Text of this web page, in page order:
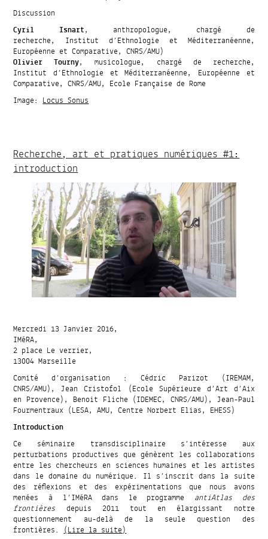
Discussion
Cyril Isnart, anthropologue, chargé de
recherche, Institut d’Ethnologie et Méditerranéenne,
Européenne et Comparative, CNRS/AMU)
Olivier Tourny, musicologue, chargé de recherche,
Institut d’Ethnologie et Méditerranéenne, Européenne et
Comparative, CNRS/AMU, Ecole Française de Rome
Image:Locus Sonus
Recherche, art et pratiques numériques #1:
introduction
Mercredi 13 Janvier 2016,
IMéRA,
2 place Le verrier,
13004 Marseille
Comité d’organisation : Cédric Parizot (IREMAM,
CNRS/AMU), Jean Cristofol (Ecole Supérieure d’Art d’Aix
en Provence), Benoit Fliche (IDEMEC, CNRS/AMU), Jean-Paul
Fourmentraux (LESA, AMU, Centre Norbert Elias, EHESS)
Introduction
Ce séminaire transdisciplinaire s’intéresse aux
perturbations productives que génèrent les collaborations
entre les chercheurs en sciences humaines et les artistes
dans le domaine du numérique. Il s’inscrit dans la suite
des réflexions et des expérimentations que nous avons
menées à l’IMéRA dans le programme antiAtlas des
frontières depuis 2011 tout en élargissant notre
questionnement au-delà de la seule question des
frontières.(Lire la suite)